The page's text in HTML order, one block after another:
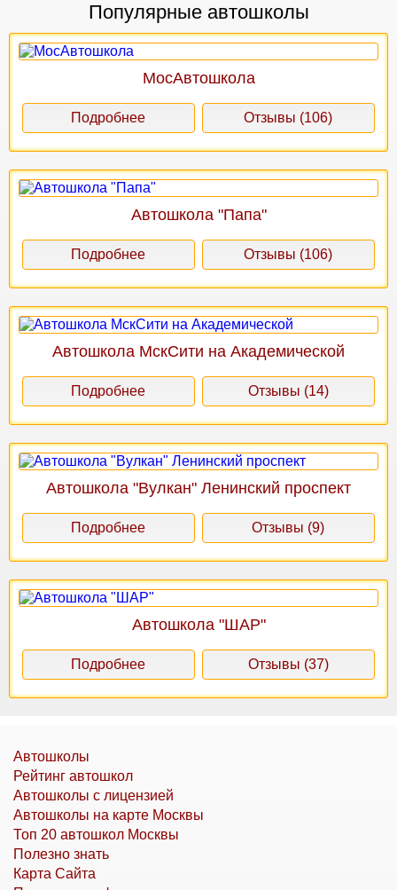
Популярные автошколы
МосАвтошкола
Подробнее Отзывы (106)
Автошкола "Папа"
Подробнее Отзывы (106)
Автошкола МскСити на Академической
Подробнее Отзывы (14)
Автошкола "Вулкан" Ленинский проспект
Подробнее Отзывы (9)
Автошкола "ШАР"
Подробнее Отзывы (37)
Автошколы
Рейтинг автошкол
Автошколы с лицензией
Автошколы на карте Москвы
Топ 20 автошкол Москвы
Полезно знать
Карта Сайта